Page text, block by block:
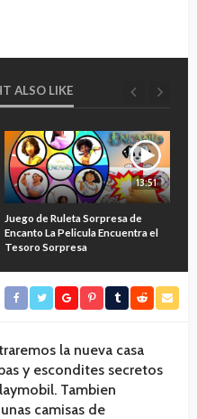
ALSO LIKE
13:51
Juego de Ruleta Sorpresa de
Encanto La Pelicula Encuentra el
Tesoro Sorpresa
la nueva casa
y escondites secretos
Tambien
camisas de